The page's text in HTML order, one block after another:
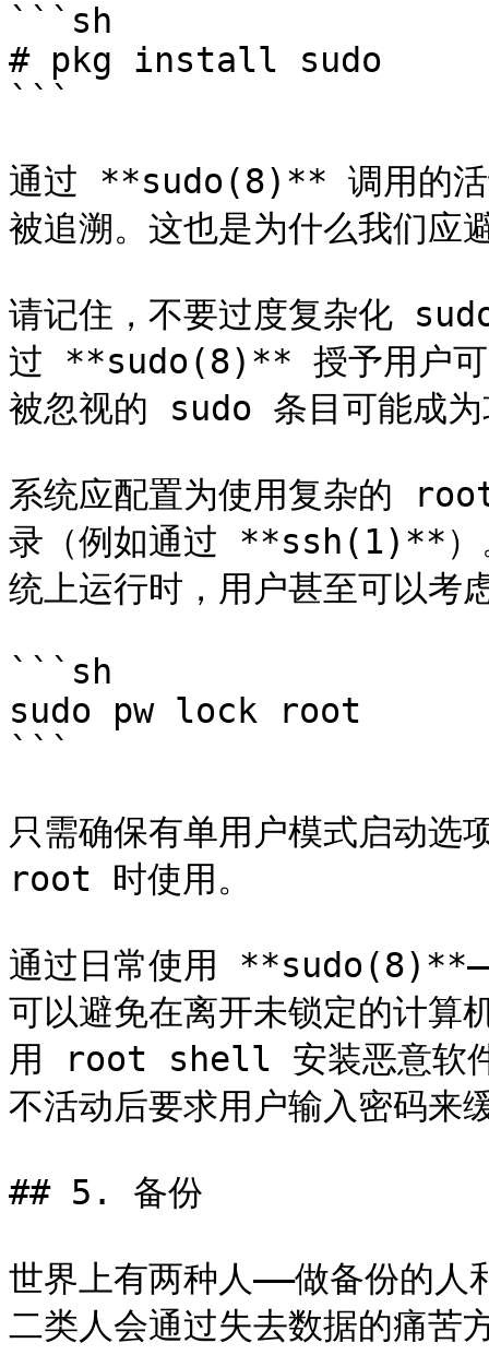
```sh
# pkg install sudo
```
通过 **sudo(8)** 调用的活
被追溯。这也是为什么我们应
请记住，不要过度复杂化
过 **sudo(8)** 授予用户可
被忽视的 sudo 条目可能成为
系统应配置为使用复杂的
录（例如通过 **ssh(1)**
统上运行时，用户甚至可以
```sh
sudo pw lock root
```
只需确保有单用户模式启动选
root 时使用。
通过日常使用
可以避免在离开未锁定的计算
用 root shell 安装恶意软
不活动后要求用户输入密码来
## 5. 备份
世界上有两种人——做备份的人
二类人会通过失去数据的痛苦